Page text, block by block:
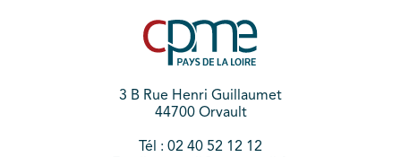
3 B Rue Henri Guillaumet
44700 Orvault
Tél : 02 40 52 12 12